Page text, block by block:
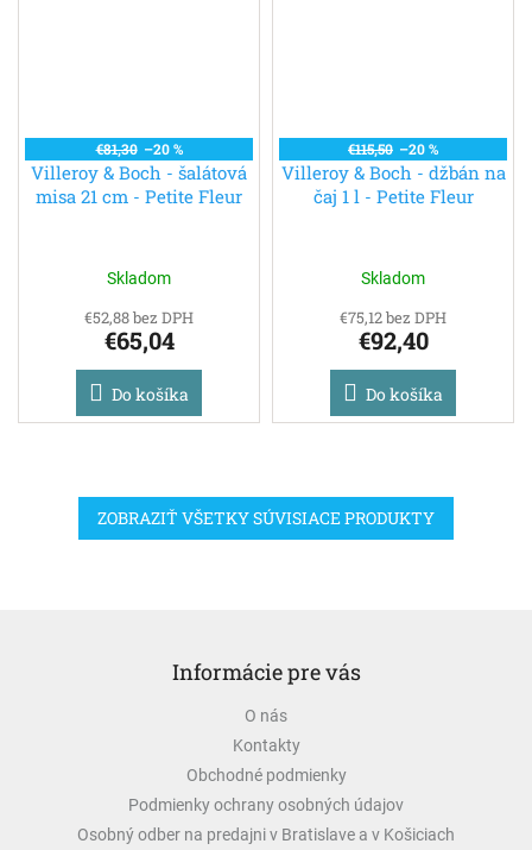
€81,30 –20 %
Villeroy & Boch - šalátová
misa 21 cm - Petite Fleur
Skladom
€52,88 bez DPH
€65,04
Do košíka
€115,50 –20 %
Villeroy & Boch - džbán na
čaj 1 l - Petite Fleur
Skladom
€75,12 bez DPH
€92,40
Do košíka
ZOBRAZIŤ VŠETKY SÚVISIACE PRODUKTY
Informácie pre vás
O nás
Kontakty
Obchodné podmienky
Podmienky ochrany osobných údajov
Osobný odber na predajni v Bratislave a v Košiciach